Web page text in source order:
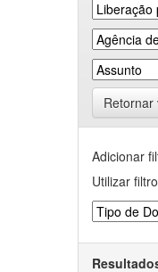
Retornar
Adicionar
Utilizar